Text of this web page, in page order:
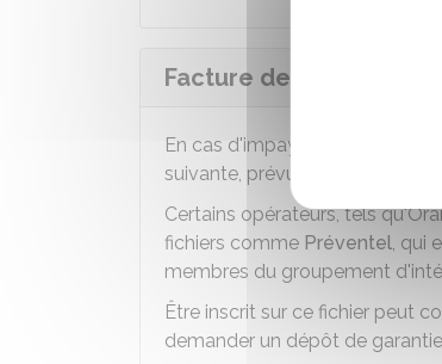
Facture de téléphonie
En cas d'impayé de votre
suivante, prévue dans ses
Certains opérateurs, tels
fichiers comme Préventel, qui
membres du groupement
Être inscrit sur ce fichier peut
demander un dépôt de